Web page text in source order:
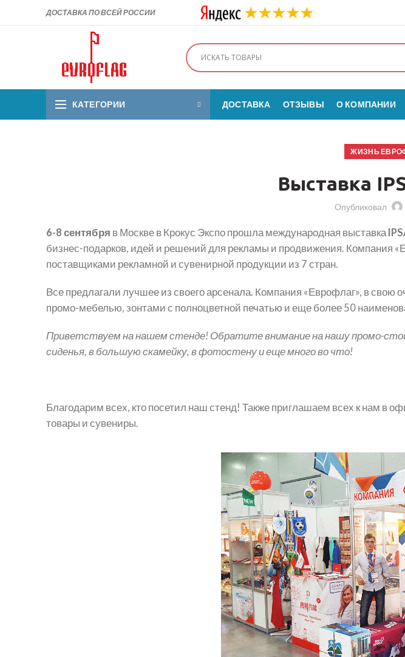
ДОСТАВКА ПО ВСЕЙ РОССИИ
КАТЕГОРИИ ДОСТАВКА ОТЗЫВЫ О КОМПАНИИ
ЖИЗНЬ
Выставка
Опубликовал
6-8 сентября в Москве в Крокус Экспо прошла международная выставка
бизнес-подарков, идей и решений для рекламы и продвижения. Компания
поставщиками рекламной и сувенирной продукции из 7 стран.
Все предлагали лучшее из своего арсенала. Компания «Еврофлаг», в
промо-мебелью, зонтами с полноцветной печатью и еще более 50
Приветствуем на нашем стенде! Обратите внимание на нашу промо-
сиденья, в большую скамейку, в фотостену и еще много во что!
Благодарим всех, кто посетил наш стенд! Также приглашаем всех к нам в
товары и сувениры.